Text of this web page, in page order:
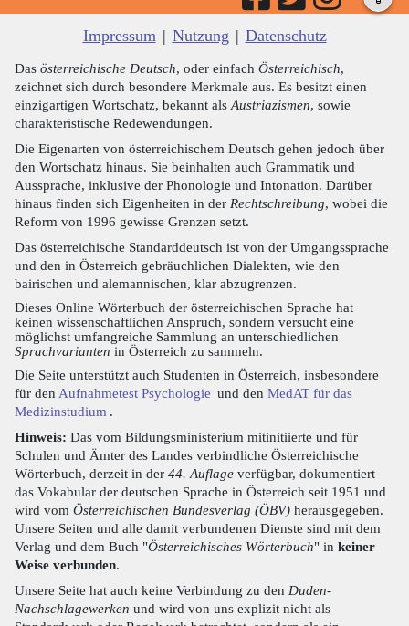
Impressum | Nutzung | Datenschutz
Das österreichische Deutsch, oder einfach Österreichisch,
zeichnet sich durch besondere Merkmale aus. Es besitzt einen
einzigartigen Wortschatz, bekannt als Austriazismen, sowie
charakteristische Redewendungen.
Die Eigenarten von österreichischem Deutsch gehen jedoch über
den Wortschatz hinaus. Sie beinhalten auch Grammatik und
Aussprache, inklusive der Phonologie und Intonation. Darüber
hinaus finden sich Eigenheiten in der Rechtschreibung, wobei die
Reform von 1996 gewisse Grenzen setzt.
Das österreichische Standarddeutsch ist von der Umgangssprache
und den in Österreich gebräuchlichen Dialekten, wie den
bairischen und alemannischen, klar abzugrenzen.
Dieses Online Wörterbuch der österreichischen Sprache hat
keinen wissenschaftlichen Anspruch, sondern versucht eine
möglichst umfangreiche Sammlung an unterschiedlichen
Sprachvarianten in Österreich zu sammeln.
Die Seite unterstützt auch Studenten in Österreich, insbesondere
für den Aufnahmetest Psychologie und den MedAT für das
Medizinstudium .
Hinweis: Das vom Bildungsministerium mitinitiierte und für
Schulen und Ämter des Landes verbindliche Österreichische
Wörterbuch, derzeit in der 44. Auflage verfügbar, dokumentiert
das Vokabular der deutschen Sprache in Österreich seit 1951 und
wird vom Österreichischen Bundesverlag (ÖBV) herausgegeben.
Unsere Seiten und alle damit verbundenen Dienste sind mit dem
Verlag und dem Buch "Österreichisches Wörterbuch" in keiner
Weise verbunden.
Unsere Seite hat auch keine Verbindung zu den Duden-
Nachschlagewerken und wird von uns explizit nicht als